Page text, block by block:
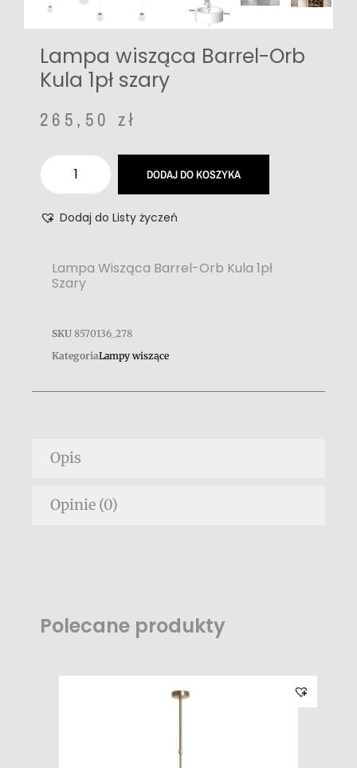
Lampa wisząca Barrel-Orb
Kula 1pł szary
265,50 zł
DODAJ DO KOSZYKA
Dodaj do Listy życzeń
Lampa Wisząca Barrel-Orb Kula 1pł
Szary
SKU 8570136_278
KategoriaLampy wiszące
Opis
Opinie (0)
Polecane produkty